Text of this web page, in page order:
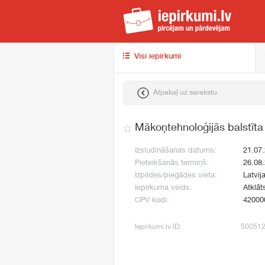
Visi iepirkumi
Atpakaļ uz sarakstu
Mākoņtehnoloģijās
Izsludināšanas datums:
Pieteikšanās termiņš:
Izpildes/piegādes vieta:
Iepirkuma veids:
CPV kodi:
Iepirkumi.lv ID: